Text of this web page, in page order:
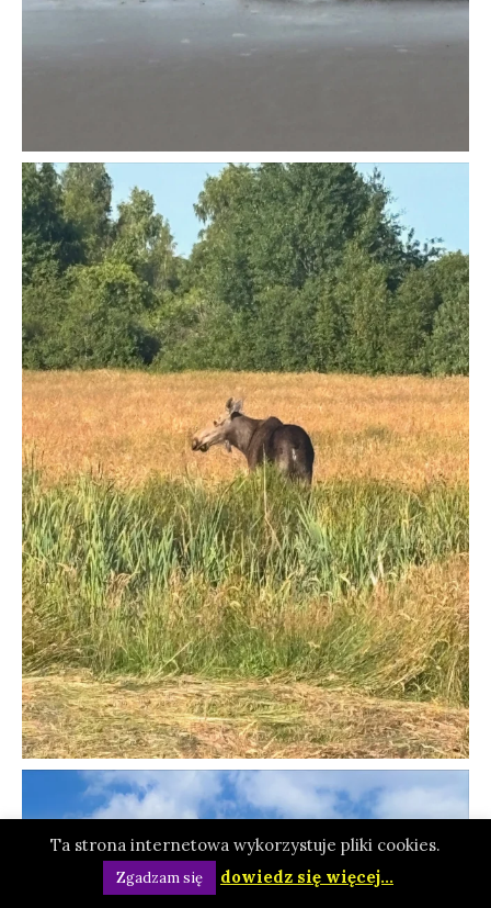
Ta strona internetowa wykorzystuje pliki cookies.
Zgadzam się dowiedz się więcej...